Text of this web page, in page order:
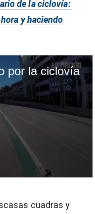
de la ciclovía:
y haciendo
por la ciclovía
cuadras y